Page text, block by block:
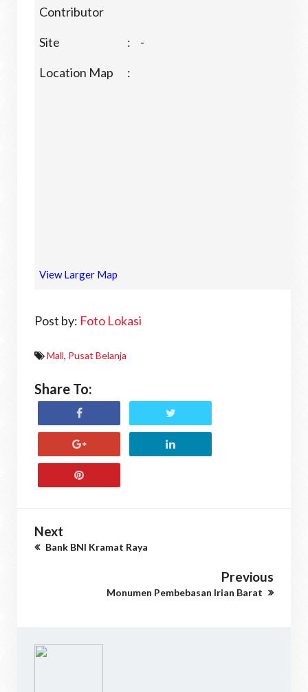
Contributor
Site
:
-
Location Map
:
View Larger Map
Post by: Foto Lokasi
Mall, Pusat Belanja
Share To:
Next
Bank BNI Kramat Raya
Previous
Monumen Pembebasan Irian Barat